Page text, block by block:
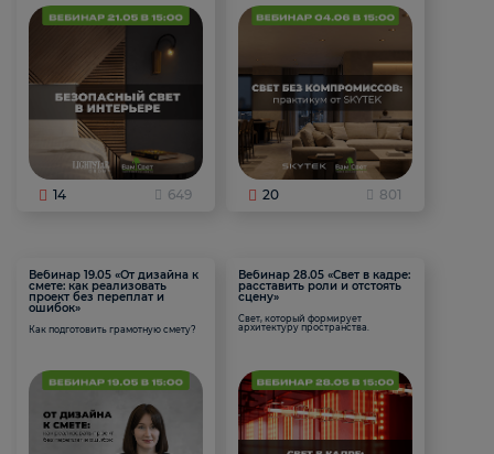
14 649 20 801
Вебинар 19.05 «От дизайна к
смете: как реализовать
проект без переплат и
ошибок»
Как подготовить грамотную смету?
Вебинар 28.05 «Свет в кадре:
расставить роли и отстоять
сцену»
Свет, который формирует
архитектуру пространства.